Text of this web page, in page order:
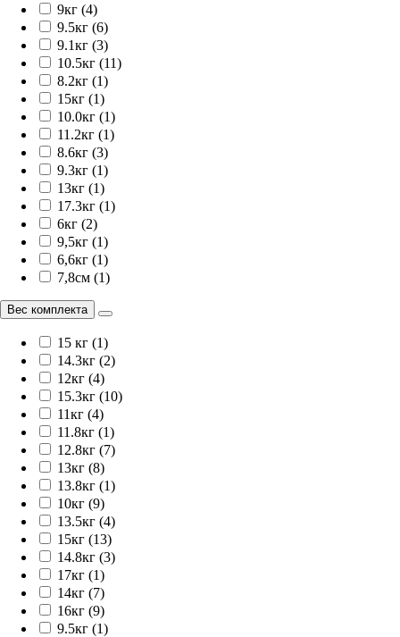
9кг (4)
9.5кг (6)
9.1кг (3)
10.5кг (11)
8.2кг (1)
15кг (1)
10.0кг (1)
11.2кг (1)
8.6кг (3)
9.3кг (1)
13кг (1)
17.3кг (1)
6кг (2)
9,5кг (1)
6,6кг (1)
7,8см (1)
Вес комплекта
15 кг (1)
14.3кг (2)
12кг (4)
15.3кг (10)
11кг (4)
11.8кг (1)
12.8кг (7)
13кг (8)
13.8кг (1)
10кг (9)
13.5кг (4)
15кг (13)
14.8кг (3)
17кг (1)
14кг (7)
16кг (9)
9.5кг (1)